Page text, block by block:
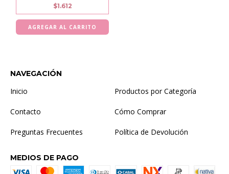
$1.612
NAVEGACIÓN
Inicio Productos por Categoría
Contacto Cómo Comprar
Preguntas Frecuentes Política de Devolución
MEDIOS DE PAGO